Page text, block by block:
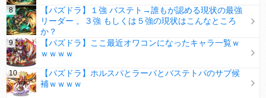
【パズドラ】１強 バステト→誰もが認める現状の最強
リーダー 。３強 もしくは５強の現状はこんなところ
か？
【パズドラ】ここ最近オワコンになったキャラ一覧ｗ
ｗｗｗｗ
【パズドラ】ホルスパとラーパとバステトパのサブ候
補ｗｗｗｗ